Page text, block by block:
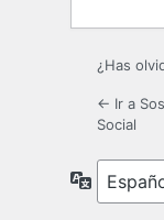
¿Has
← Ir a
Social
Idioma